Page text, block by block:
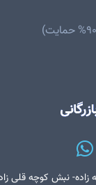
زاده- نبش کوچه قلی